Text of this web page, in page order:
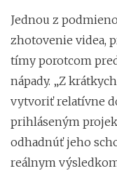
Jednou z
zhotovenie videa,
tímy porotcom
nápady. „Z
vytvoriť relatívne
prihláseným
odhadnúť jeho
reálnym